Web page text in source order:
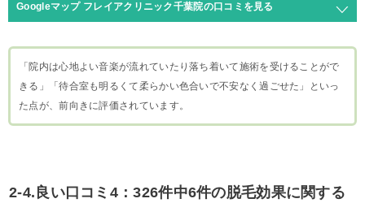
Googleマップ フレイアクリニック千葉院の口コミを見る
「院内は心地よい音楽が流れていたり落ち着いて施術を受けることがで
きる」「待合室も明るくて柔らかい色合いで不安なく過ごせた」といっ
た点が、前向きに評価されています。
2-4.良い口コミ4：326件中6件の脱毛効果に関する